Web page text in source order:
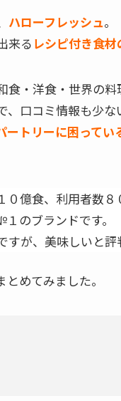
ハローフレッシュ。
来る レシピ付き食
食・洋食・世界の料
口コミ情報も少な
トリーに困って
億食、利用者数
のブランドです。
が、美味しいと評
めてみました。